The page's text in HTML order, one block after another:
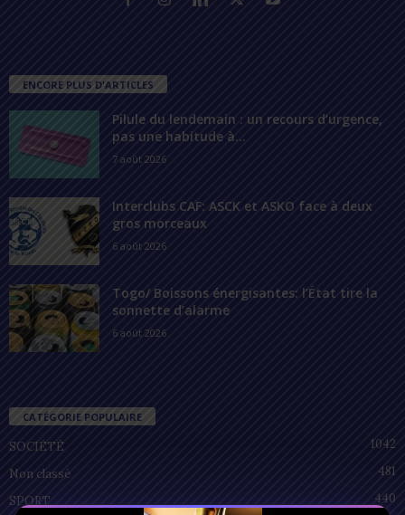
ENCORE PLUS D'ARTICLES
Pilule du lendemain : un recours d’urgence,
pas une habitude à...
7 août 2026
Interclubs CAF: ASCK et ASKO face à deux
gros morceaux
6 août 2026
Togo/ Boissons énergisantes: l’État tire la
sonnette d’alarme
6 août 2026
CATÉGORIE POPULAIRE
SOCIÉTÉ
1042
Non classé
481
SPORT
440